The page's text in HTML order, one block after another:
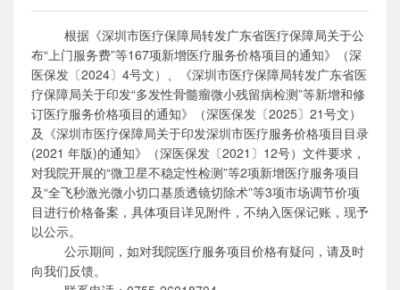
根据 《深圳市医疗保障局转发广东省医疗保障局关于公
布“上门服务费”等167项新增医疗服务价格项目的通知》
（深
医保发〔2024〕 4号文） 、 《深圳市医疗保障局转发广东省医
疗保障局关于印发“多发性骨髓瘤微小残留病检测”等新增和修
订医疗服务价格项目的通知》（深医保发〔2025〕 21号文）
及 《深圳市医疗保障局关于印发深圳市医疗服务价格项目目录
(2021 年版)的通知》
（深医保发〔2021〕12号） 文件要求 ，
对我院开展的“微卫星不稳定性检测”等2项新增医疗服务项目
及“全飞秒激光微小切口基质透镜切除术”等3项市场调节价项
目进行价格备案，具体项目详见附件，不纳入医保记账，现予
以公示。
公示期间，如对我院医疗服务项目价格有疑问，请及时
向我们反馈。